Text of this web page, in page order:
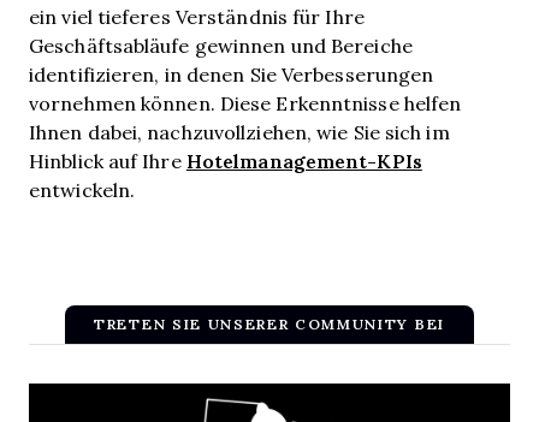
ein viel tieferes Verständnis für Ihre
Geschäftsabläufe gewinnen und Bereiche
identifizieren, in denen Sie Verbesserungen
vornehmen können. Diese Erkenntnisse helfen
Ihnen dabei, nachzuvollziehen, wie Sie sich im
Hinblick auf Ihre Hotelmanagement-KPIs
entwickeln.
TRETEN SIE UNSERER COMMUNITY BEI